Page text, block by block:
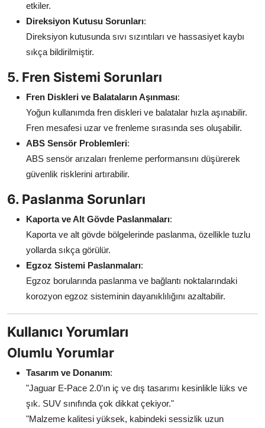
etkiler.
Direksiyon Kutusu Sorunları:
Direksiyon kutusunda sıvı sızıntıları ve hassasiyet kaybı
sıkça bildirilmiştir.
5. Fren Sistemi Sorunları
Fren Diskleri ve Balataların Aşınması:
Yoğun kullanımda fren diskleri ve balatalar hızla aşınabilir.
Fren mesafesi uzar ve frenleme sırasında ses oluşabilir.
ABS Sensör Problemleri:
ABS sensör arızaları frenleme performansını düşürerek
güvenlik risklerini artırabilir.
6. Paslanma Sorunları
Kaporta ve Alt Gövde Paslanmaları:
Kaporta ve alt gövde bölgelerinde paslanma, özellikle tuzlu
yollarda sıkça görülür.
Egzoz Sistemi Paslanmaları:
Egzoz borularında paslanma ve bağlantı noktalarındaki
korozyon egzoz sisteminin dayanıklılığını azaltabilir.
Kullanıcı Yorumları
Olumlu Yorumlar
Tasarım ve Donanım:
"Jaguar E-Pace 2.0’ın iç ve dış tasarımı kesinlikle lüks ve
şık. SUV sınıfında çok dikkat çekiyor."
"Malzeme kalitesi yüksek, kabindeki sessizlik uzun